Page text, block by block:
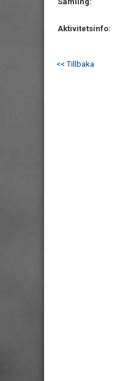
Aktivitetsinfo:
<< Tillbaka